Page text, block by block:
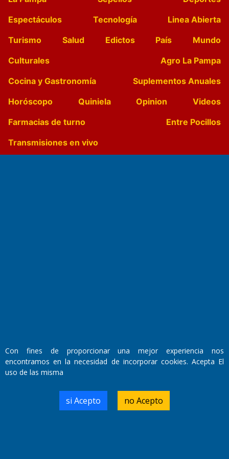
Espectáculos
Tecnología
Linea Abierta
Turismo
Salud Edictos País
Mundo
Culturales
Agro La Pampa
Cocina y Gastronomía
Suplementos Anuales
Horóscopo
Quiniela Opinion
Videos
Farmacias de turno
Entre Pocillos
Transmisiones en vivo
Propietario: El Diario SRL
Director Periodístico:
Walter René Goñi
Domicilio Legal: José Ingenieros 855,
Santa Rosa, La Pampa.
Con fines de proporcionar una mejor experiencia nos
encontramos en la necesidad de incorporar cookies. Acepta El
uso de las misma
si Acepto no Acepto